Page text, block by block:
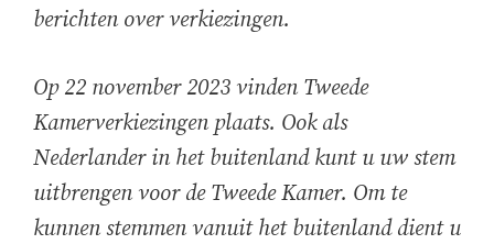
berichten over verkiezingen.
Op 22 november 2023 vinden Tweede
Kamerverkiezingen plaats. Ook als
Nederlander in het buitenland kunt u uw stem
uitbrengen voor de Tweede Kamer. Om te
kunnen stemmen vanuit het buitenland dient u